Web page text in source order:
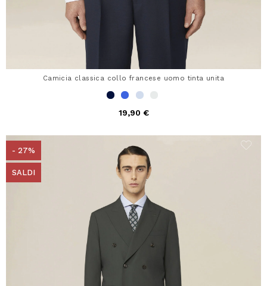
Camicia classica collo francese uomo tinta unita
19,90 €
- 27%
SALDI